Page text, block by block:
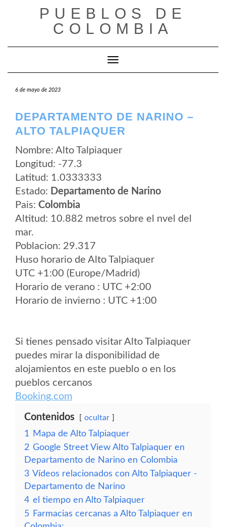
PUEBLOS DE
COLOMBIA
Cambiar modo de navegación
6 de mayo de 2023
DEPARTAMENTO DE NARINO –
ALTO TALPIAQUER
Nombre: Alto Talpiaquer
Longitud: -77.3
Latitud: 1.0333333
Estado: Departamento de Narino
Pais: Colombia
Altitud: 10.882 metros sobre el nvel del
mar.
Poblacion: 29.317
Huso horario de Alto Talpiaquer
UTC +1:00 (Europe/Madrid)
Horario de verano : UTC +2:00
Horario de invierno : UTC +1:00
Si tienes pensado visitar Alto Talpiaquer
puedes mirar la disponibilidad de
alojamientos en este pueblo o en los
pueblos cercanos
Booking.com
Contenidos ocultar
1
Mapa de Alto Talpiaquer
2 Google Street View Alto Talpiaquer en
Departamento de Narino en Colombia
3 Vídeos relacionados con Alto Talpiaquer -
Departamento de Narino
4 el tiempo en Alto Talpiaquer
5 Farmacias cercanas a Alto Talpiaquer en